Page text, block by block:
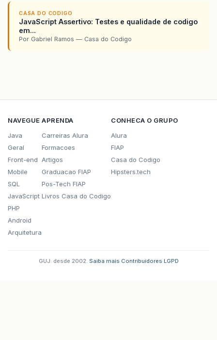
CASA DO CODIGO
JavaScript Assertivo: Testes e qualidade de codigo
em...
Por Gabriel Ramos — Casa do Codigo
NAVEGUE
Java
Geral
Front-end
Mobile
SQL
JavaScript
PHP
Android
Arquitetura
APRENDA
Carreiras Alura
Formacoes
Artigos
Graduacao FIAP
Pos-Tech FIAP
Livros Casa do Codigo
CONHECA O GRUPO
Alura
FIAP
Casa do Codigo
Hipsters.tech
GUJ: desde 2002. Saiba mais Contribuidores LGPD